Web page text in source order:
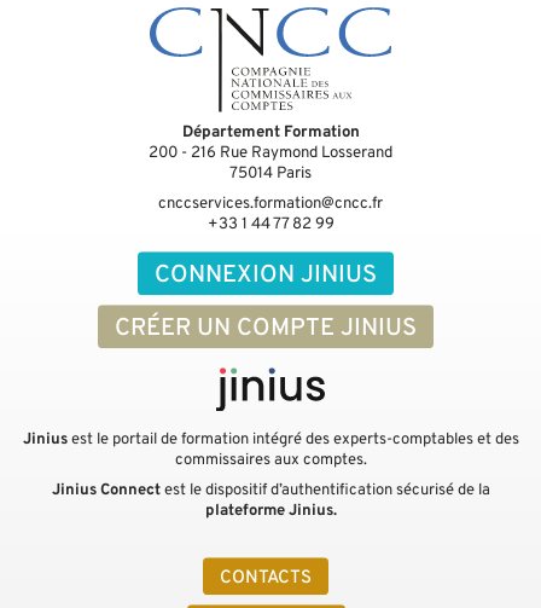
CONNEXION JINIUS
CRÉER UN COMPTE JINIUS
CONTACTS
Département Formation
200 - 216 Rue Raymond Losserand
75014 Paris
cnccservices.formation@cncc.fr
+33 1 44 77 82 99
Jiniusest le portail de formation intégré des experts-comptables et des
commissaires aux comptes.
Jinius Connectest le dispositif d’authentification sécurisé de la
plateforme Jinius.